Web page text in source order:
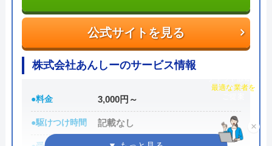
Googleクチコミを見る
は240万件以上と豊富な実績数があり、また最短5分
で業者を手配してくれて最短30分でスピード駆け付
けしてくれるところです。
また、取扱いメーカーに関しても幅広いため、水ま
わりトラブルで困った際には頼りになる業者でしょ
う。
公式サイトを見る
株式会社あんしーのサービス情報
●料金 3,000円～
●駆けつけ時間 記載なし
ご提案